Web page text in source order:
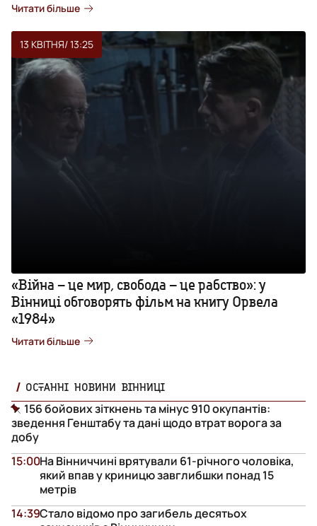
Читати більше
13 КВІТНЯ/ 13:25
«Війна – це мир, свобода – це рабство»: у
Вінниці обговорять фільм на книгу Орвела
«1984»
Читати більше
ОСТАННІ НОВИНИ ВІННИЦІ
156 бойових зіткнень та мінус 910 окупантів:
зведення Генштабу та дані щодо втрат ворога за
добу
На Вінниччині врятували 61-річного чоловіка,
який впав у криницю завглибшки понад 15
метрів
15:00
Стало відомо про загибель десятьох
14:39